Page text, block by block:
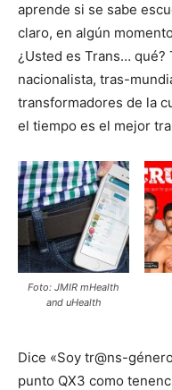
aprende si se sabe
claro, en algún
¿Usted es Trans…
nacionalista, tras-
transformadores de la
el tiempo es el mejor
Foto: JMIR mHealth
and uHealth
Dice «Soy tr@ns-
punto QX3 como